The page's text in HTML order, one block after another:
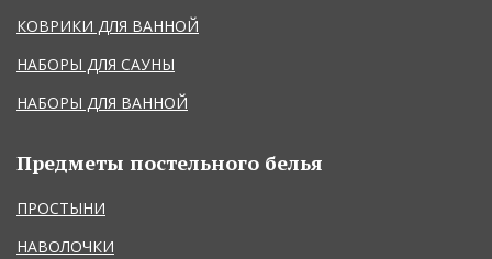
КОВРИКИ ДЛЯ ВАННОЙ
НАБОРЫ ДЛЯ САУНЫ
НАБОРЫ ДЛЯ ВАННОЙ
Предметы постельного белья
ПРОСТЫНИ
НАВОЛОЧКИ